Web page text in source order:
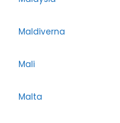
Maldiverna
Mali
Malta